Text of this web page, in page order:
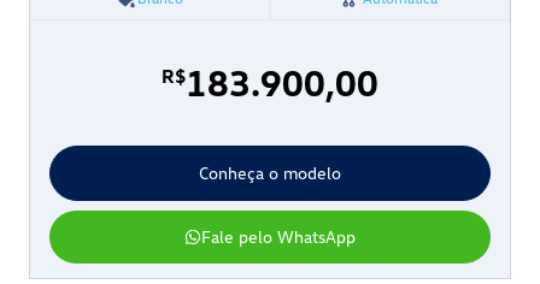
R$183.900,00
Conheça o modelo
Fale pelo WhatsApp